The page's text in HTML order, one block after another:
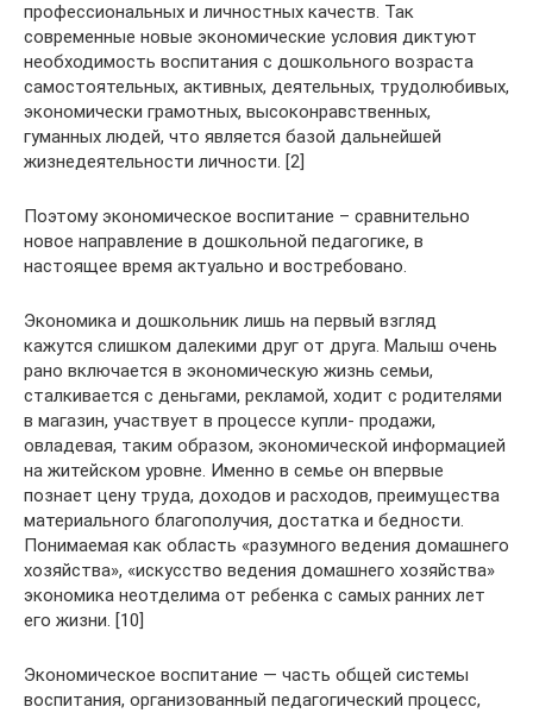
профессиональных и личностных качеств. Так
современные новые экономические условия диктуют
необходимость воспитания с дошкольного возраста
самостоятельных, активных, деятельных, трудолюбивых,
экономически грамотных, высоконравственных,
гуманных людей, что является базой дальнейшей
жизнедеятельности личности. [2]
Поэтому экономическое воспитание – сравнительно
новое направление в дошкольной педагогике, в
настоящее время актуально и востребовано.
Экономика и дошкольник лишь на первый взгляд
кажутся слишком далекими друг от друга. Малыш очень
рано включается в экономическую жизнь семьи,
сталкивается с деньгами, рекламой, ходит с родителями
в магазин, участвует в процессе купли- продажи,
овладевая, таким образом, экономической информацией
на житейском уровне. Именно в семье он впервые
познает цену труда, доходов и расходов, преимущества
материального благополучия, достатка и бедности.
Понимаемая как область «разумного ведения домашнего
хозяйства», «искусство ведения домашнего хозяйства»
экономика неотделима от ребенка с самых ранних лет
его жизни. [10]
Экономическое воспитание — часть общей системы
воспитания, организованный педагогический процесс,